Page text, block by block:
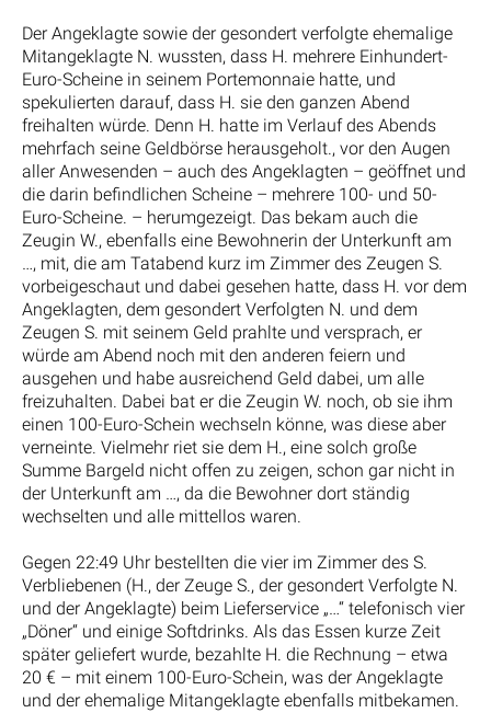
Der Angeklagte sowie der gesondert verfolgte ehemalige
Mitangeklagte N. wussten, dass H. mehrere Einhundert-
Euro-Scheine in seinem Portemonnaie hatte, und
spekulierten darauf, dass H. sie den ganzen Abend
freihalten würde. Denn H. hatte im Verlauf des Abends
mehrfach seine Geldbörse herausgeholt., vor den Augen
aller Anwesenden – auch des Angeklagten – geöffnet und
die darin befindlichen Scheine – mehrere 100- und 50-
Euro-Scheine. – herumgezeigt. Das bekam auch die
Zeugin W., ebenfalls eine Bewohnerin der Unterkunft am
…, mit, die am Tatabend kurz im Zimmer des Zeugen S.
vorbeigeschaut und dabei gesehen hatte, dass H. vor dem
Angeklagten, dem gesondert Verfolgten N. und dem
Zeugen S. mit seinem Geld prahlte und versprach, er
würde am Abend noch mit den anderen feiern und
ausgehen und habe ausreichend Geld dabei, um alle
freizuhalten. Dabei bat er die Zeugin W. noch, ob sie ihm
einen 100-Euro-Schein wechseln könne, was diese aber
verneinte. Vielmehr riet sie dem H., eine solch große
Summe Bargeld nicht offen zu zeigen, schon gar nicht in
der Unterkunft am …, da die Bewohner dort ständig
wechselten und alle mittellos waren.
Gegen 22:49 Uhr bestellten die vier im Zimmer des S.
Verbliebenen (H., der Zeuge S., der gesondert Verfolgte N.
und der Angeklagte) beim Lieferservice „…“ telefonisch vier
„Döner“ und einige Softdrinks. Als das Essen kurze Zeit
später geliefert wurde, bezahlte H. die Rechnung – etwa
20 € – mit einem 100-Euro-Schein, was der Angeklagte
und der ehemalige Mitangeklagte ebenfalls mitbekamen.